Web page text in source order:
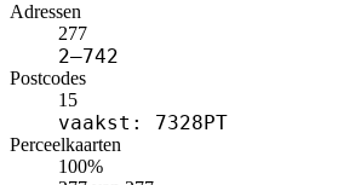
Adressen
277
2–742
Postcodes
15
vaakst: 7328PT
Perceelkaarten
100%